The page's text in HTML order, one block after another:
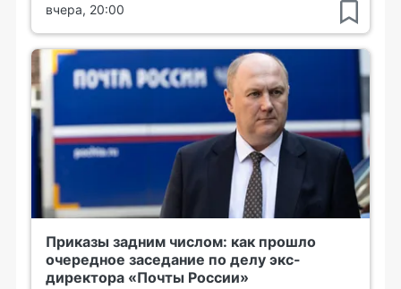
вчера, 20:00
Приказы задним числом: как прошло
очередное заседание по делу экс-
директора «Почты России»